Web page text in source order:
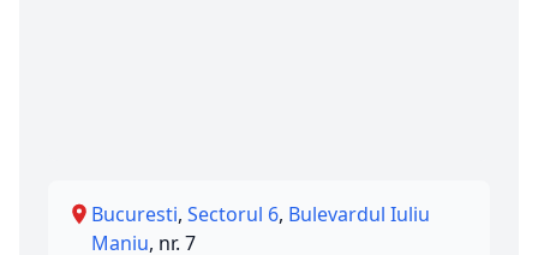
Bucuresti, Sectorul 6, Bulevardul Iuliu
Maniu, nr. 7